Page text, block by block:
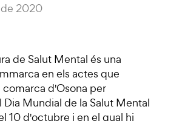
2020
de Salut Mental és una
en els actes que
comarca d'Osona per
Mundial de la Salut Mental
10 d'octubre i en el qual hi